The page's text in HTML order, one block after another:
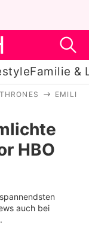
Familie &
EMILIA
HBO
auch bei